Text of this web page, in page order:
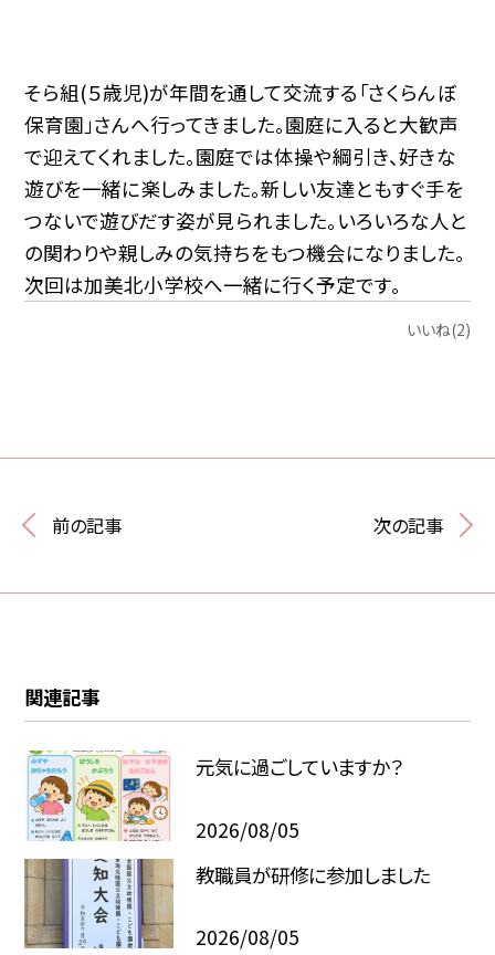
そら組(５歳児)が年間を通して交流する「さくらんぼ
保育園」さんへ行ってきました。園庭に入ると大歓声
で迎えてくれました。園庭では体操や綱引き、好きな
遊びを一緒に楽しみました。新しい友達ともすぐ手を
つないで遊びだす姿が見られました。いろいろな人と
の関わりや親しみの気持ちをもつ機会になりました。
次回は加美北小学校へ一緒に行く予定です。
いいね(2)
前の記事 次の記事
関連記事
元気に過ごしていますか？
2026/08/05
教職員が研修に参加しました
2026/08/05